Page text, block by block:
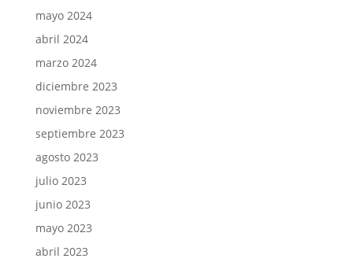
mayo 2024
abril 2024
marzo 2024
diciembre 2023
noviembre 2023
septiembre 2023
agosto 2023
julio 2023
junio 2023
mayo 2023
abril 2023